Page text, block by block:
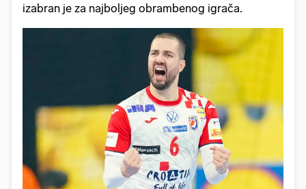
izabran je za najboljeg obrambenog igrača.